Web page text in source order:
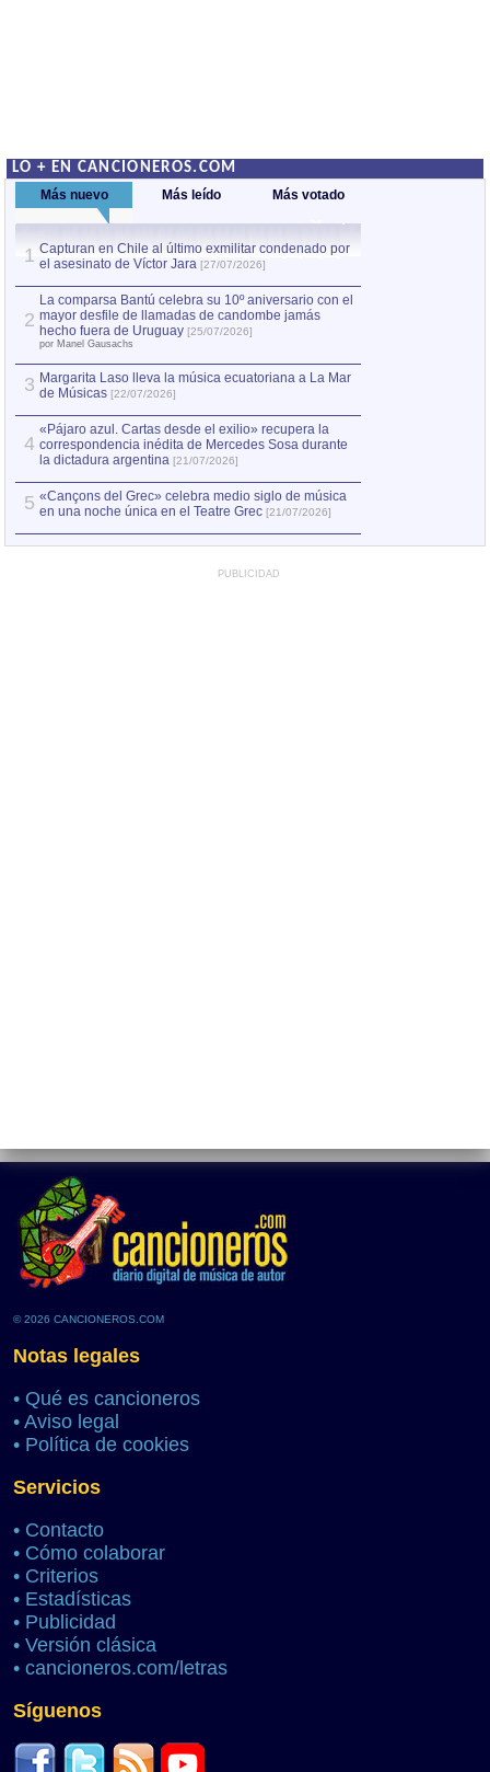
LO + EN CANCIONEROS.COM
Más nuevo Más leído Más votado
1 Capturan en Chile al último exmilitar condenado por
el asesinato de Víctor Jara [27/07/2026]
2
La comparsa Bantú celebra su 10º aniversario con el
mayor desfile de llamadas de candombe jamás
hecho fuera de Uruguay [25/07/2026]
por Manel Gausachs
3 Margarita Laso lleva la música ecuatoriana a La Mar
de Músicas [22/07/2026]
4
«Pájaro azul. Cartas desde el exilio» recupera la
correspondencia inédita de Mercedes Sosa durante
la dictadura argentina [21/07/2026]
5 «Cançons del Grec» celebra medio siglo de música
en una noche única en el Teatre Grec [21/07/2026]
PUBLICIDAD
© 2026 CANCIONEROS.COM
Notas legales
• Qué es cancioneros
• Aviso legal
• Política de cookies
Servicios
• Contacto
• Cómo colaborar
• Criterios
• Estadísticas
• Publicidad
• Versión clásica
• cancioneros.com/letras
Síguenos